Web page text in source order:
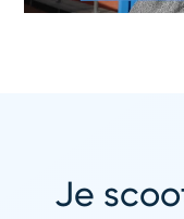
Je